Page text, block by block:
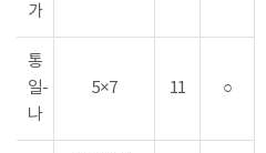
가
통
일-
나
5×7 11 ○